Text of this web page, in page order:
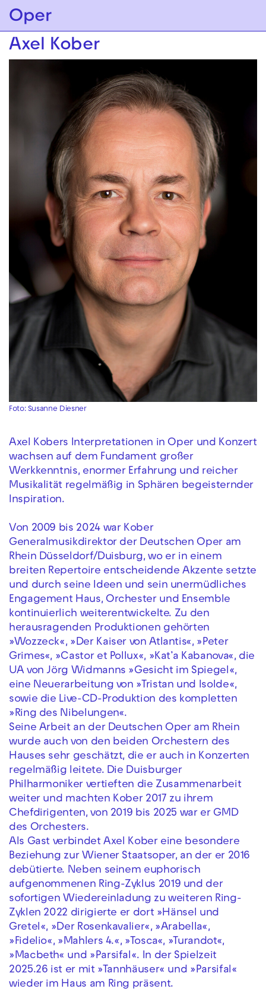
Zur Hauptnavigation springen
Zum Hauptinhalt springen
Oper
Axel Kober
Foto: Susanne Diesner
Axel Kobers Interpretationen in Oper und Konzert
wachsen auf dem Fundament großer
Werkkenntnis, enormer Erfahrung und reicher
Musikalität regelmäßig in Sphären begeisternder
Inspiration.
Von 2009 bis 2024 war Kober
Generalmusikdirektor der Deutschen Oper am
Rhein Düsseldorf/Duisburg, wo er in einem
breiten Repertoire entscheidende Akzente setzte
und durch seine Ideen und sein unermüdliches
Engagement Haus, Orchester und Ensemble
kontinuierlich weiterentwickelte. Zu den
herausragenden Produktionen gehörten
»Wozzeck«, »Der Kaiser von Atlantis«, »Peter
Grimes«, »Castor et Pollux«, »Kat’a Kabanova«, die
UA von Jörg Widmanns »Gesicht im Spiegel«,
eine Neuerarbeitung von »Tristan und Isolde«,
sowie die Live-CD-Produktion des kompletten
»Ring des Nibelungen«.
Seine Arbeit an der Deutschen Oper am Rhein
wurde auch von den beiden Orchestern des
Hauses sehr geschätzt, die er auch in Konzerten
regelmäßig leitete. Die Duisburger
Philharmoniker vertieften die Zusammenarbeit
weiter und machten Kober 2017 zu ihrem
Chefdirigenten, von 2019 bis 2025 war er GMD
des Orchesters.
Als Gast verbindet Axel Kober eine besondere
Beziehung zur Wiener Staatsoper, an der er 2016
debütierte. Neben seinem euphorisch
aufgenommenen Ring-Zyklus 2019 und der
sofortigen Wiedereinladung zu weiteren Ring-
Zyklen 2022 dirigierte er dort »Hänsel und
Gretel«, »Der Rosenkavalier«, »Arabella«,
»Fidelio«, »Mahlers 4.«, »Tosca«, »Turandot«,
»Macbeth« und »Parsifal«. In der Spielzeit
2025.26 ist er mit »Tannhäuser« und »Parsifal«
wieder im Haus am Ring präsent.